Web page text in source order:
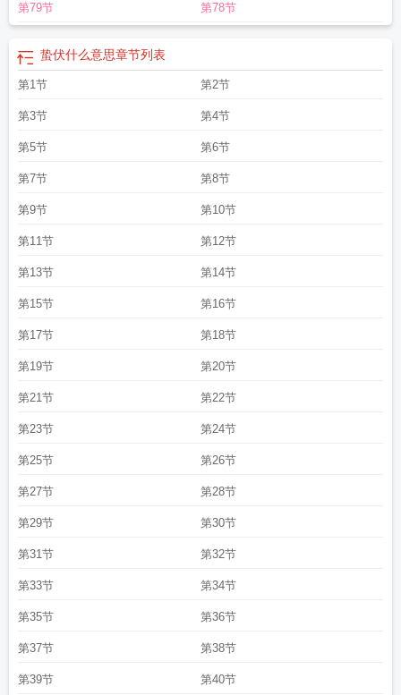
第79节 第78节
蛰伏什么意思章节列表
第1节 第2节
第3节 第4节
第5节 第6节
第7节 第8节
第9节 第10节
第11节 第12节
第13节 第14节
第15节 第16节
第17节 第18节
第19节 第20节
第21节 第22节
第23节 第24节
第25节 第26节
第27节 第28节
第29节 第30节
第31节 第32节
第33节 第34节
第35节 第36节
第37节 第38节
第39节 第40节